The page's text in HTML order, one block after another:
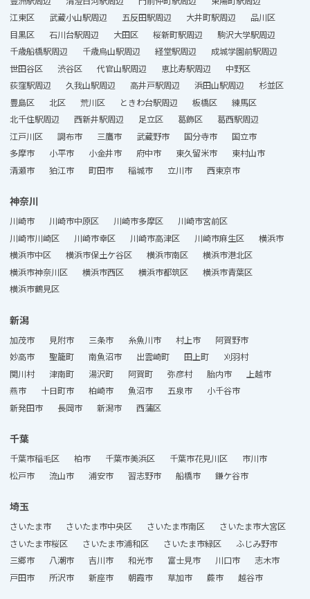
江東区
武蔵小山駅周辺 五反田駅周辺 大井町駅周辺
品川区
目黒区
石川台駅周辺 大田区 桜新町駅周辺
駒沢大学駅周辺
千歳船橋駅周辺
千歳烏山駅周辺 経堂駅周辺
成城学園前駅周辺
世田谷区
渋谷区 代官山駅周辺 恵比寿駅周辺
中野区
荻窪駅周辺
久我山駅周辺 高井戸駅周辺 浜田山駅周辺
杉並区
豊島区
北区 荒川区 ときわ台駅周辺 板橋区
練馬区
北千住駅周辺
西新井駅周辺 足立区 葛飾区
葛西駅周辺
江戸川区
調布市 三鷹市 武蔵野市 国分寺市
国立市
多摩市
小平市 小金井市 府中市 東久留米市
東村山市
清瀬市
狛江市 町田市 稲城市 立川市 西東京市
神奈川
川崎市 川崎市中原区 川崎市多摩区
川崎市宮前区
川崎市川崎区
川崎市幸区 川崎市高津区 川崎市麻生区
横浜市
横浜市中区
横浜市保土ケ谷区 横浜市南区
横浜市港北区
横浜市神奈川区
横浜市西区 横浜市都筑区
横浜市青葉区
横浜市鶴見区
新潟
加茂市 見附市 三条市 糸魚川市 村上市
阿賀野市
妙高市
聖籠町 南魚沼市 出雲崎町 田上町
刈羽村
関川村
津南町 湯沢町 阿賀町 弥彦村 胎内市
上越市
燕市
十日町市 柏崎市 魚沼市 五泉市
小千谷市
新発田市
長岡市 新潟市 西蒲区
千葉
千葉市稲毛区 柏市 千葉市美浜区 千葉市花見川区
市川市
松戸市
流山市 浦安市 習志野市 船橋市 鎌ケ谷市
埼玉
さいたま市 さいたま市中央区 さいたま市南区
さいたま市大宮区
さいたま市桜区
さいたま市浦和区 さいたま市緑区
ふじみ野市
三郷市
八潮市 吉川市 和光市 富士見市 川口市
志木市
戸田市
所沢市 新座市 朝霞市 草加市 蕨市 越谷市